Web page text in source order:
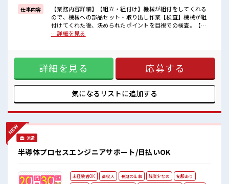
困った事などがあれば、
担当がしっかりサポートします！
■職場の雰囲気
休憩室で楽しくおしゃべり！
ストレス解消☆
持ち物が多いあなたにもぴったり☆
ロッカー付き職場♪
仕事内容
【業務内容詳細】【組立・組付け】機械が組付をしてくれる
ので、機械への部品セット・取り出し作業【検査】機械が組
付けてくれた後、決められたポイントを目視での検査。【取
扱製品情報】電動アシスト自転車のモーター、二輪、電動の
キロほど。 ■お仕事PR ≪経験者優遇≫ これまでの経験を活か
しませんか？ ブランクがあっても大丈夫♪ 経験はちょっとだ
け…という方もOK！ ≪稼ぎたい人向け≫ 高収入を希望され
る方にオススメ。 残業は月20時間以上あります♪ ≪髪色自由
で自分らしく働く≫ 明るすぎたり奇抜でなければ基本的に自
由！ (規定有)≪機能的な制服アリ≫ 制服があるので、 毎日の
事などがあれば、 担当がしっかりサポートします！ ■職場の
雰囲気 キバツ過ぎなければ髪色・髪型は自由！ あなたの個性
…詳細を見る
詳細を見る 応募する
気になるリストに追加する
派遣
半導体プロセスエンジニアサポート/日払いOK
未経験者OK 高収入 長期の仕事 残業少なめ
制服あり